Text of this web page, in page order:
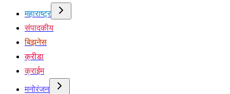
महाराष्ट्र
संपादकीय
बिझनेस
क्रीडा
क्राईम
मनोरंजन